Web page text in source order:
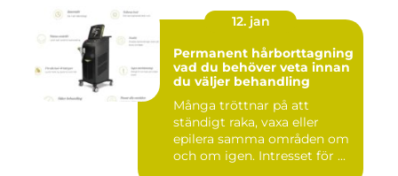
12. jan
Permanent hårborttagning
vad du behöver veta innan
du väljer behandling
Många tröttnar på att
ständigt raka, vaxa eller
epilera samma områden om
och om igen. Intresset för ...